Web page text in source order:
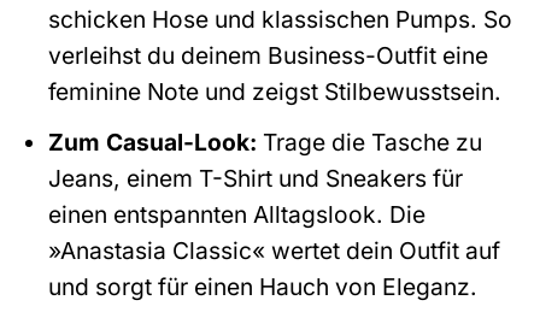
schicken Hose und klassischen Pumps. So
verleihst du deinem Business-Outfit eine
feminine Note und zeigst Stilbewusstsein.
Zum Casual-Look: Trage die Tasche zu
Jeans, einem T-Shirt und Sneakers für
einen entspannten Alltagslook. Die
»Anastasia Classic« wertet dein Outfit auf
und sorgt für einen Hauch von Eleganz.